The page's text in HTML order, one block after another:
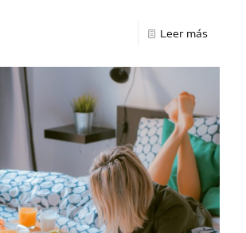
Leer más